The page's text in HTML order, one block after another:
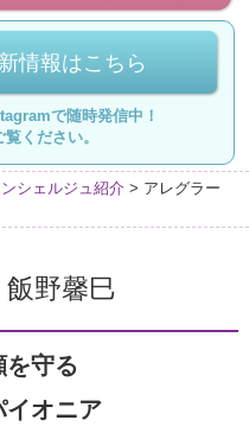
情報はこちら
で随時発信中！
ください。
シェルジュ紹介 > アレグラー
野馨巳
守る
イオニア